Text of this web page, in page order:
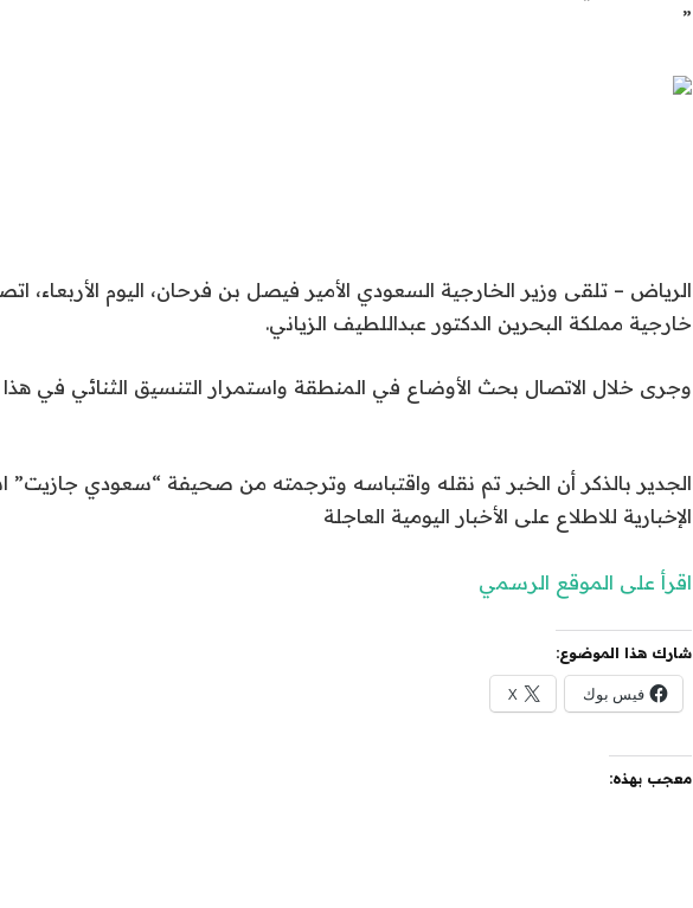
”
الرياض – تلقى وزير الخارجية السعودي الأمير فيصل بن فرحان، اليوم الأربعاء،
خارجية مملكة البحرين الدكتور عبداللطيف الزياني.
وجرى خلال الاتصال بحث الأوضاع في المنطقة واستمرار التنسيق الثنائي في هذا
الجدير بالذكر أن الخبر تم نقله واقتباسه وترجمته من صحيفة “سعودي
الإخبارية للاطلاع على الأخبار اليومية العاجلة
اقرأ على الموقع الرسمي
شارك هذا الموضوع:
فيس بوك X
معجب بهذه: